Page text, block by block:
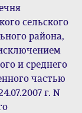
сельского
района,
и среднего
частью
г. N